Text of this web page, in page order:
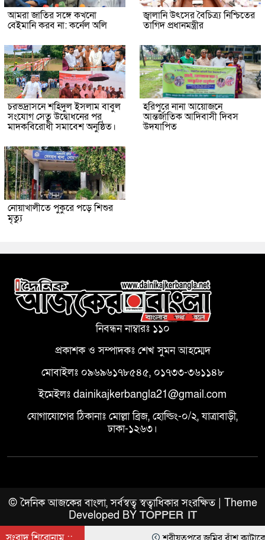
আমরা জাতির সঙ্গে কখনো
বেইমানি করব না: কর্নেল অলি
জ্বালানি উৎসের বৈচিত্র্য নিশ্চিতের
তাগিদ প্রধানমন্ত্রীর
চরভদ্রাসনে শহিদুল ইসলাম বাবুল
সংযোগ সেতু উদ্বোধনের পর
মাদকবিরোধী সমাবেশ অনুষ্ঠিত।
হরিপুরে নানা আয়োজনে
আন্তর্জাতিক আদিবাসী দিবস
উদযাপিত
নোয়াখালীতে পুকুরে পড়ে শিশুর
মৃত্যু
নিবন্ধন নাম্বারঃ ১১০
প্রকাশক ও সম্পাদকঃ শেখ সুমন আহম্মেদ
মোবাইলঃ ০৯৬৯৬১৭৮৫৪৫, ০১৭৩৩-৩৬১১৪৮
ইমেইলঃ dainikajkerbangla21@gmail.com
যোগাযোগের ঠিকানাঃ মোল্লা ব্রিজ, হোল্ডিং-০/২, যাত্রাবাড়ী,
ঢাকা-১২৬৩।
© দৈনিক আজকের বাংলা, সর্বস্বত্ব স্বত্বাধিকার সংরক্ষিত | Theme
Developed BY TOPPER IT